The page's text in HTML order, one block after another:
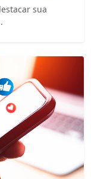
sua